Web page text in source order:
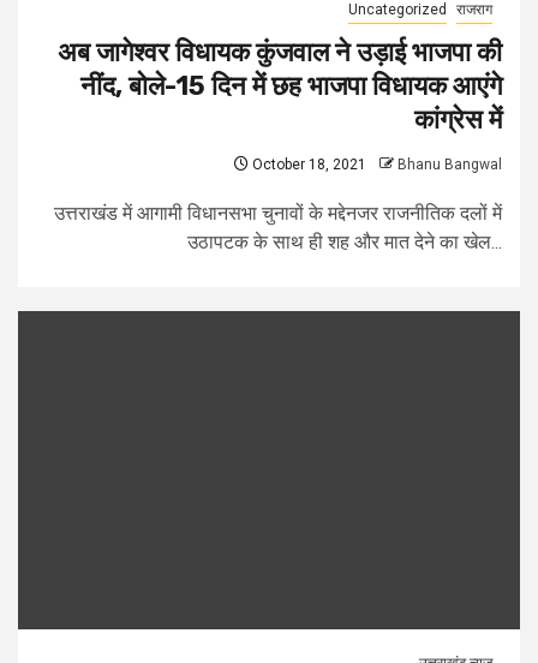
Uncategorized राजराग
अब जागेश्वर विधायक कुंजवाल ने उड़ाई भाजपा की
नींद, बोले-15 दिन में छह भाजपा विधायक आएंगे
कांग्रेस में
October 18, 2021 Bhanu Bangwal
उत्तराखंड में आगामी विधानसभा चुनावों के मद्देनजर राजनीतिक दलों में
उठापटक के साथ ही शह और मात देने का खेल...